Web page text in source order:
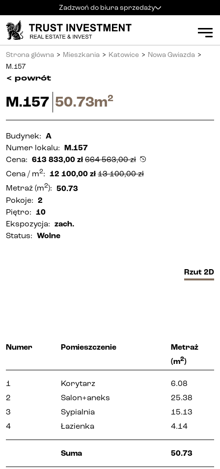
Zadzwoń do biura sprzedaży
Kielce +48 600 900 500
Biuro sprzedaży
Al. Solidarności 34
Radom
Gliwice
Częstochowa +48 791 187 887
Mieszkania
Kielce
Radom
Katowice
Gliwice
Częstochowa
Apartamenty inwestycyjne (PRS)
Aktualności
Kariera
Strona główna > Mieszkania > Katowice > Nowa Gwiazda >
M.157
< powrót
M.157 50.73m2
Budynek: A
Numer lokalu: M.157
Cena: 613 833,00 zł 664 563,00zł
Cena / m2: 12 100,00 zł 13 100,00zł
Metraż (m2): 50.73
Pokoje: 2
Piętro: 10
Ekspozycja: zach.
Status: Wolne
Numer Pomieszczenie
Metraż
(m2)
1 Korytarz
6.08
2
Salon+aneks
25.38
3
Sypialnia
15.13
4
Łazienka 4.14
Suma 50.73
Rzut 2D